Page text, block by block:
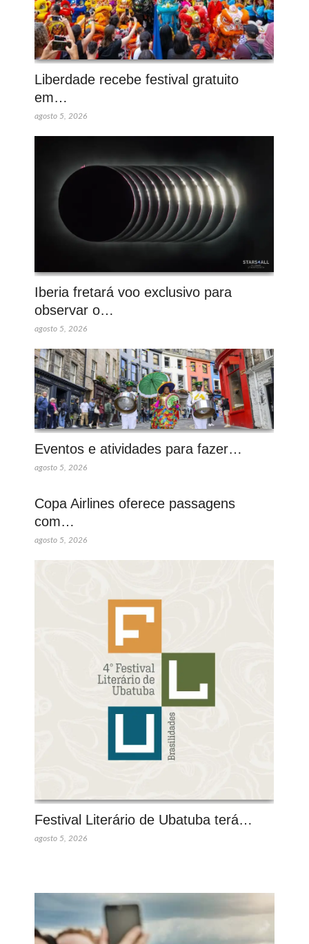
Liberdade recebe festival gratuito
em…
agosto 5, 2026
Iberia fretará voo exclusivo para
observar o…
agosto 5, 2026
Eventos e atividades para fazer…
agosto 5, 2026
Copa Airlines oferece passagens
com…
agosto 5, 2026
Festival Literário de Ubatuba terá…
agosto 5, 2026